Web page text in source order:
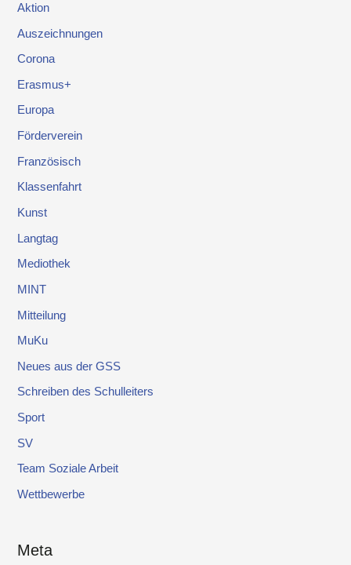
Aktion
Auszeichnungen
Corona
Erasmus+
Europa
Förderverein
Französisch
Klassenfahrt
Kunst
Langtag
Mediothek
MINT
Mitteilung
MuKu
Neues aus der GSS
Schreiben des Schulleiters
Sport
SV
Team Soziale Arbeit
Wettbewerbe
Meta